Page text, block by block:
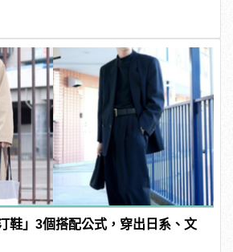
鞋」3個搭配公式，穿出日系、文